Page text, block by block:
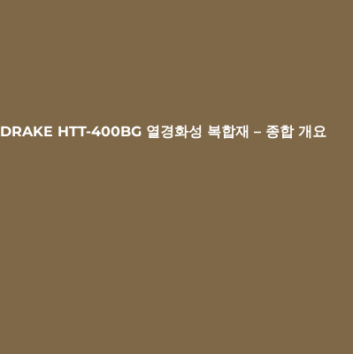
DRAKE HTT-400BG 열경화성 복합재 – 종합 개요